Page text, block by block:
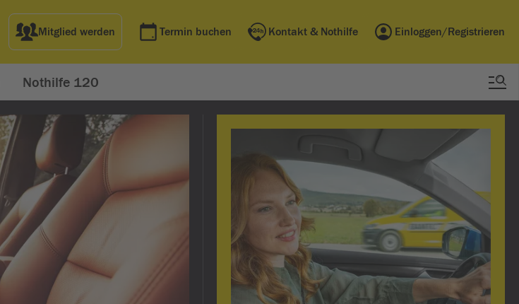
Mitglied werden Termin buchen Kontakt & Nothilfe Einloggen/Registrieren
Nothilfe 120